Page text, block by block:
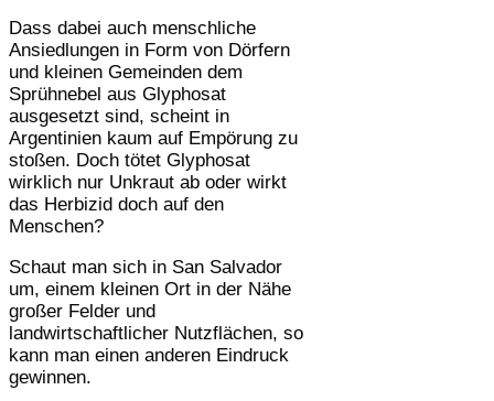
Dass dabei auch menschliche
Ansiedlungen in Form von Dörfern
und kleinen Gemeinden dem
Sprühnebel aus Glyphosat
ausgesetzt sind, scheint in
Argentinien kaum auf Empörung zu
stoßen. Doch tötet Glyphosat
wirklich nur Unkraut ab oder wirkt
das Herbizid doch auf den
Menschen?
Schaut man sich in San Salvador
um, einem kleinen Ort in der Nähe
großer Felder und
landwirtschaftlicher Nutzflächen, so
kann man einen anderen Eindruck
gewinnen.